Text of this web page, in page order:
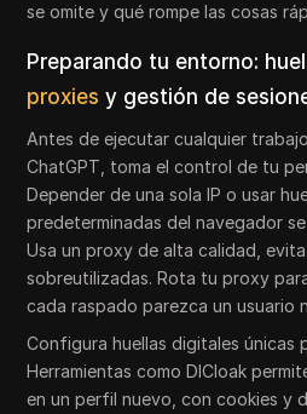
se omite y qué rompe las cosas
Preparando tu entorno:
proxies y gestión de
Antes de ejecutar cualquier
ChatGPT, toma el control de tu
Depender de una sola IP o usar
predeterminadas del navegador
Usa un proxy de alta calidad,
sobreutilizadas. Rota tu proxy
cada raspado parezca un usuario
Configura huellas digitales únicas
Herramientas como DICloak
en un perfil nuevo, con cookies y